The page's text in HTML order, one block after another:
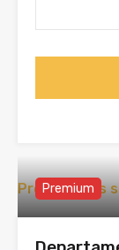
Propiedades
Premium